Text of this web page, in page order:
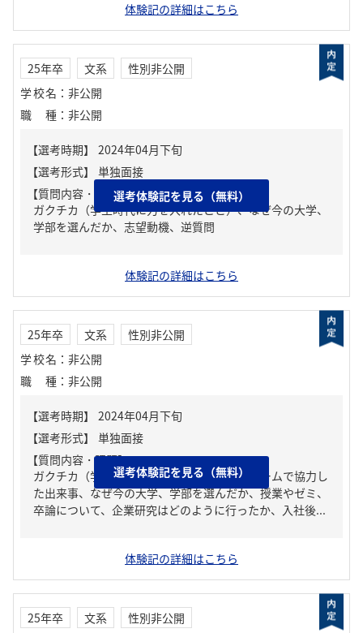
体験記の詳細はこちら
25年卒 文系
性別非公開
学校名 ： 非公開
職種 ： 非公開
【質問内容・課題】
ガクチカ（学生時代に力を入れたこと）、なぜ今の大学、
学部を選んだか、志望動機、逆質問
選考体験記を見る（無料）
体験記の詳細はこちら
25年卒 文系
性別非公開
学校名 ： 非公開
職種 ： 非公開
【質問内容・課題】
ガクチカ（学生時代に力を入れたこと）、チームで協力し
た出来事、なぜ今の大学、学部を選んだか、授業やゼミ、
卒論について、企業研究はどのように行ったか、入社後...
選考体験記を見る（無料）
体験記の詳細はこちら
25年卒 文系
性別非公開